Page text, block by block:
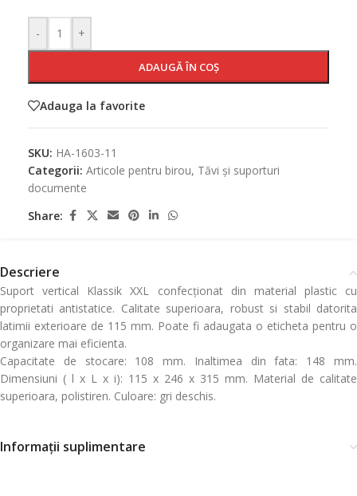
- +
ADAUGĂ ÎN COȘ
Adauga la favorite
SKU: HA-1603-11
Categorii: Articole pentru birou, Tăvi și suporturi
documente
Share:
Descriere
Suport vertical Klassik XXL confecționat din material plastic cu
proprietati antistatice. Calitate superioara, robust si stabil datorita
latimii exterioare de 115 mm. Poate fi adaugata o eticheta pentru o
organizare mai eficienta.
Capacitate de stocare: 108 mm. Inaltimea din fata: 148 mm.
Dimensiuni ( l x L x i): 115 x 246 x 315 mm. Material de calitate
superioara, polistiren. Culoare: gri deschis.
Informații suplimentare